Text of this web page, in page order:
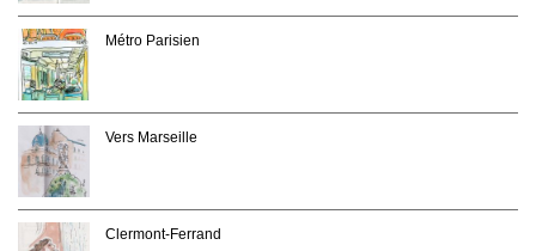
Métro Parisien
Vers Marseille
Clermont-Ferrand